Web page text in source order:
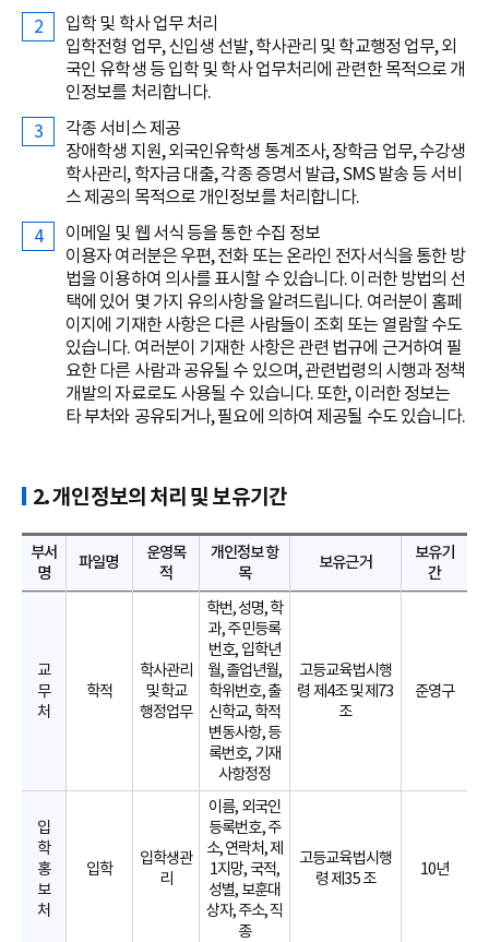
입학 및 학사 업무 처리
입학전형 업무, 신입생 선발, 학사관리 및 학교행정 업무, 외
국인 유학생 등 입학 및 학사 업무처리에 관련한 목적으로 개
인정보를 처리합니다.
각종 서비스 제공
장애학생 지원, 외국인유학생 통계조사, 장학금 업무, 수강생
학사관리, 학자금 대출, 각종 증명서 발급, SMS 발송 등 서비
스 제공의 목적으로 개인정보를 처리합니다.
이메일 및 웹 서식 등을 통한 수집 정보
이용자 여러분은 우편, 전화 또는 온라인 전자서식을 통한 방
법을 이용하여 의사를 표시할 수 있습니다. 이러한 방법의 선
택에 있어 몇 가지 유의사항을 알려드립니다. 여러분이 홈페
이지에 기재한 사항은 다른 사람들이 조회 또는 열람할 수도
있습니다. 여러분이 기재한 사항은 관련 법규에 근거하여 필
요한 다른 사람과 공유될 수 있으며, 관련법령의 시행과 정책
개발의 자료로도 사용될 수 있습니다. 또한, 이러한 정보는
타 부처와 공유되거나, 필요에 의하여 제공될 수도 있습니다.
2. 개인정보의 처리 및 보유기간
부서
명
파일명
운영목
적
개인정보 항
목
보유근거
보유기
간
교
무
처
학적
학사관리
및 학교
행정업무
학번, 성명, 학
과, 주민등록
번호, 입학년
월, 졸업년월,
학위번호, 출
신학교, 학적
변동사항, 등
록번호, 기재
사항정정
고등교육법시행
령 제4조 및 제73
조
준영구
입
학
홍
보
처
입학
입학생관
리
이름, 외국인
등록번호, 주
소, 연락처, 제
1지망, 국적,
성별, 보훈대
상자, 주소, 직
종
고등교육법시행
령 제35 조
10년